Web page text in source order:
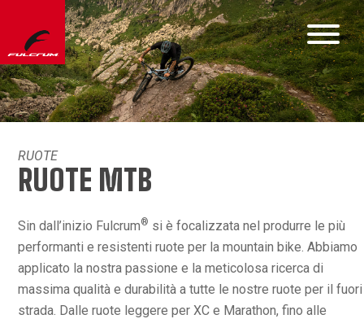
RUOTE
RUOTE MTB
Sin dall’inizio Fulcrum® si è focalizzata nel produrre le più
performanti e resistenti ruote per la mountain bike. Abbiamo
applicato la nostra passione e la meticolosa ricerca di
massima qualità e durabilità a tutte le nostre ruote per il fuori
strada. Dalle ruote leggere per XC e Marathon, fino alle